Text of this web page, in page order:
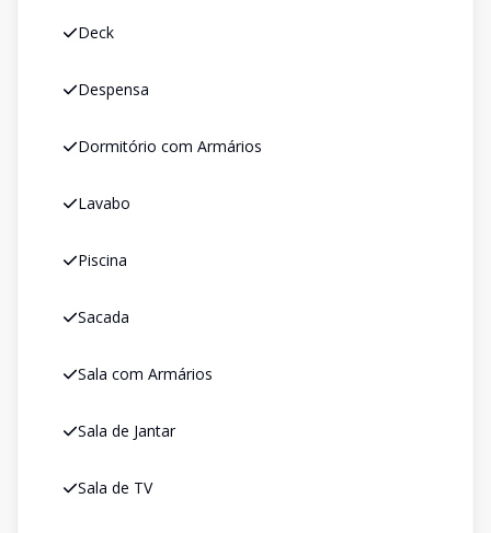
Deck
Despensa
Dormitório com Armários
Lavabo
Piscina
Sacada
Sala com Armários
Sala de Jantar
Sala de TV